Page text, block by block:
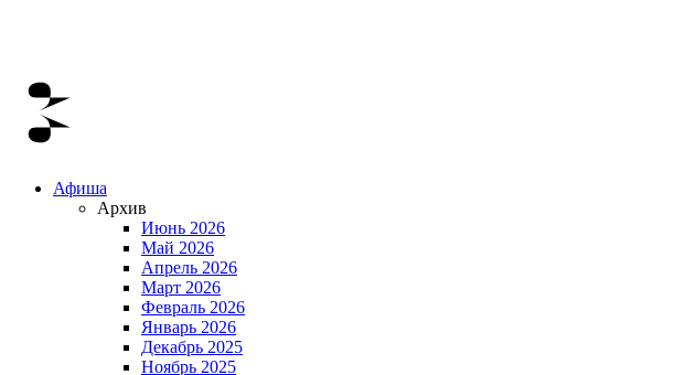
Афиша
Архив
Июнь 2026
Май 2026
Апрель 2026
Март 2026
Февраль 2026
Январь 2026
Декабрь 2025
Ноябрь 2025